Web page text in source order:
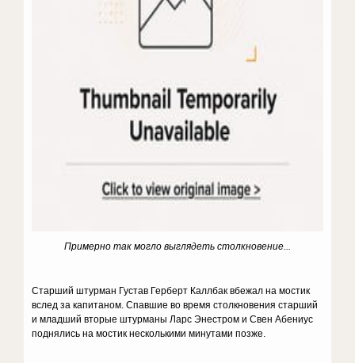
Примерно так могло выглядеть столкновение...
Старший штурман Густав Герберт Каллбак вбежал на мостик
вслед за капитаном. Спавшие во время столкновения старший
и младший вторые штурманы Ларс Энестром и Свен Абениус
поднялись на мостик несколькими минутами позже.